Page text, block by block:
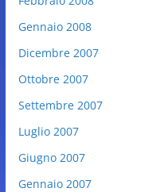
Gennaio 2008
Dicembre 2007
Ottobre 2007
Settembre 2007
Luglio 2007
Giugno 2007
Gennaio 2007